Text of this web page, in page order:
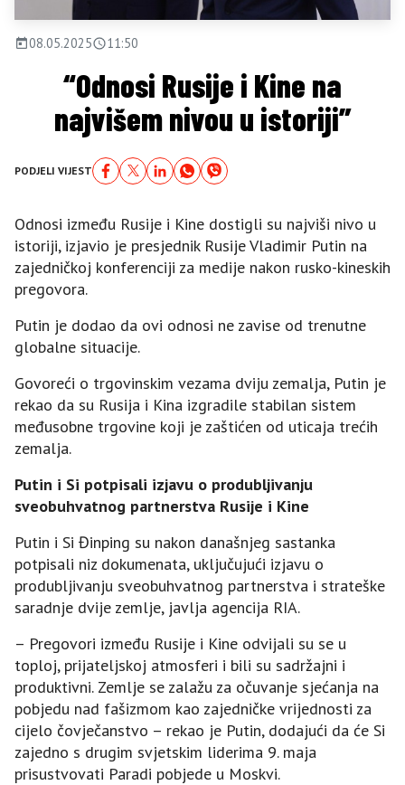
08.05.2025 11:50
“Odnosi Rusije i Kine na
najvišem nivou u istoriji”
PODJELI VIJEST
Odnosi između Rusije i Kine dostigli su najviši nivo u
istoriji, izjavio je presjednik Rusije Vladimir Putin na
zajedničkoj konferenciji za medije nakon rusko-kineskih
pregovora.
Putin je dodao da ovi odnosi ne zavise od trenutne
globalne situacije.
Govoreći o trgovinskim vezama dviju zemalja, Putin je
rekao da su Rusija i Kina izgradile stabilan sistem
međusobne trgovine koji je zaštićen od uticaja trećih
zemalja.
Putin i Si potpisali izjavu o produbljivanju
sveobuhvatnog partnerstva Rusije i Kine
Putin i Si Đinping su nakon današnjeg sastanka
potpisali niz dokumenata, uključujući izjavu o
produbljivanju sveobuhvatnog partnerstva i strateške
saradnje dvije zemlje, javlja agencija RIA.
– Pregovori između Rusije i Kine odvijali su se u
toploj, prijateljskoj atmosferi i bili su sadržajni i
produktivni. Zemlje se zalažu za očuvanje sjećanja na
pobjedu nad fašizmom kao zajedničke vrijednosti za
cijelo čovječanstvo – rekao je Putin, dodajući da će Si
zajedno s drugim svjetskim liderima 9. maja
prisustvovati Paradi pobjede u Moskvi.